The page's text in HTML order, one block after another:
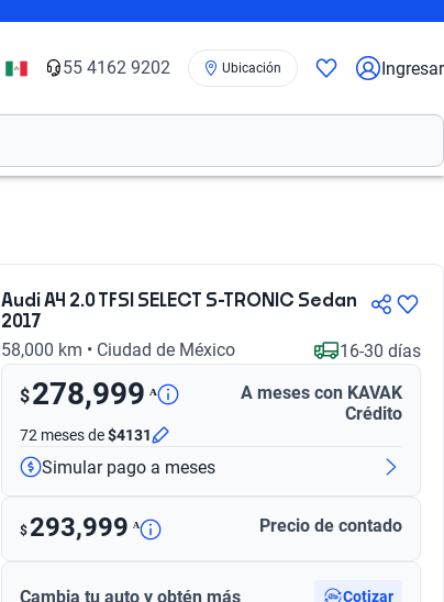
55 4162 9202 Ubicación Ingresar
Audi A4 2.0 TFSI SELECT S-TRONIC Sedan
2017
58,000 km • Ciudad de México 16-30 días
A meses con KAVAK
Crédito
$278,999 ᴬ
72 mesesde$4131
Simular pago a meses
Precio de contado
$ 293,999 ᴬ
Cambia tu auto y obtén más
Cotizar